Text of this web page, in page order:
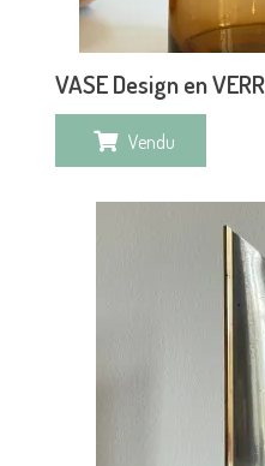
VASE Design en
Vendu